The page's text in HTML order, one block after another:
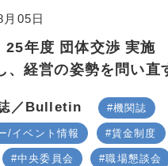
月05日
年度 団体交渉 実施
、経営の姿勢を問い直
／Bulletin 機関誌
/イベント情報 賃金制度
中央委員会 職場懇談会